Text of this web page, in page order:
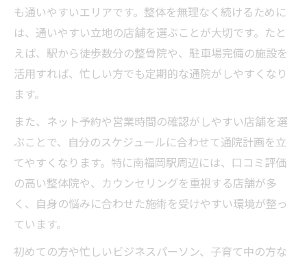
も通いやすいエリアです。整体を無理なく続けるために
は、通いやすい立地の店舗を選ぶことが大切です。たと
えば、駅から徒歩数分の整骨院や、駐車場完備の施設を
活用すれば、忙しい方でも定期的な通院がしやすくなり
ます。
また、ネット予約や営業時間の確認がしやすい店舗を選
ぶことで、自分のスケジュールに合わせて通院計画を立
てやすくなります。特に南福岡駅周辺には、口コミ評価
の高い整体院や、カウンセリングを重視する店舗が多
く、自身の悩みに合わせた施術を受けやすい環境が整っ
ています。
初めての方や忙しいビジネスパーソン、子育て中の方な